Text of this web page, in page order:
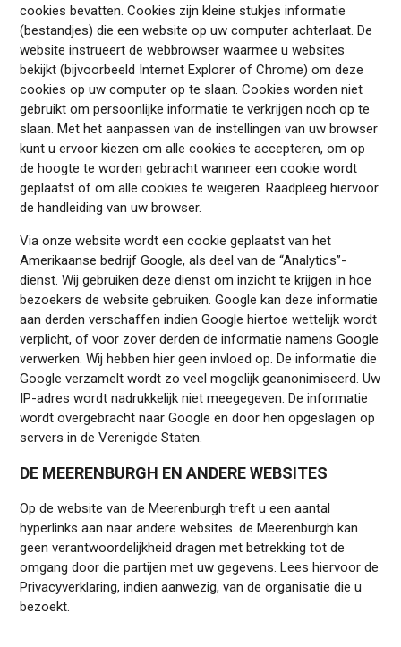
cookies bevatten. Cookies zijn kleine stukjes informatie
(bestandjes) die een website op uw computer achterlaat. De
website instrueert de webbrowser waarmee u websites
bekijkt (bijvoorbeeld Internet Explorer of Chrome) om deze
cookies op uw computer op te slaan. Cookies worden niet
gebruikt om persoonlijke informatie te verkrijgen noch op te
slaan. Met het aanpassen van de instellingen van uw browser
kunt u ervoor kiezen om alle cookies te accepteren, om op
de hoogte te worden gebracht wanneer een cookie wordt
geplaatst of om alle cookies te weigeren. Raadpleeg hiervoor
de handleiding van uw browser.
Via onze website wordt een cookie geplaatst van het
Amerikaanse bedrijf Google, als deel van de “Analytics”-
dienst. Wij gebruiken deze dienst om inzicht te krijgen in hoe
bezoekers de website gebruiken. Google kan deze informatie
aan derden verschaffen indien Google hiertoe wettelijk wordt
verplicht, of voor zover derden de informatie namens Google
verwerken. Wij hebben hier geen invloed op. De informatie die
Google verzamelt wordt zo veel mogelijk geanonimiseerd. Uw
IP-adres wordt nadrukkelijk niet meegegeven. De informatie
wordt overgebracht naar Google en door hen opgeslagen op
servers in de Verenigde Staten.
DE MEERENBURGH EN ANDERE WEBSITES
Op de website van de Meerenburgh treft u een aantal
hyperlinks aan naar andere websites. de Meerenburgh kan
geen verantwoordelijkheid dragen met betrekking tot de
omgang door die partijen met uw gegevens. Lees hiervoor de
Privacyverklaring, indien aanwezig, van de organisatie die u
bezoekt.